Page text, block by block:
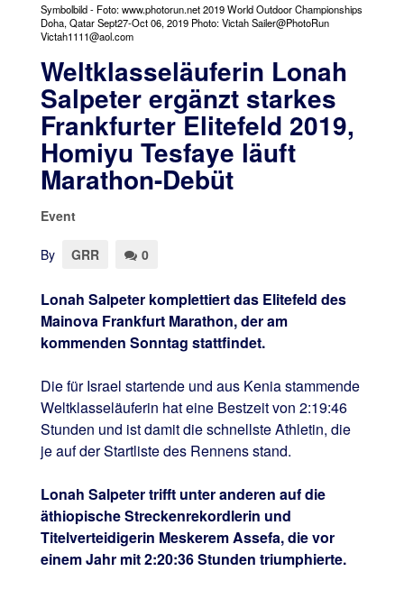
Symbolbild - Foto: www.photorun.net 2019 World Outdoor Championships
Doha, Qatar Sept27-Oct 06, 2019 Photo: Victah Sailer@PhotoRun
Victah1111@aol.com
Weltklasseläuferin Lonah
Salpeter ergänzt starkes
Frankfurter Elitefeld 2019,
Homiyu Tesfaye läuft
Marathon-Debüt
Event
By GRR 0
Lonah Salpeter komplettiert das Elitefeld des
Mainova Frankfurt Marathon, der am
kommenden Sonntag stattfindet.
Die für Israel startende und aus Kenia stammende
Weltklasseläuferin hat eine Bestzeit von 2:19:46
Stunden und ist damit die schnellste Athletin, die
je auf der Startliste des Rennens stand.
Lonah Salpeter trifft unter anderen auf die
äthiopische Streckenrekordlerin und
Titelverteidigerin Meskerem Assefa, die vor
einem Jahr mit 2:20:36 Stunden triumphierte.